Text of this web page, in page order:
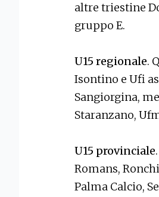
altre triestine
gruppo E.
U15 regionale.
Isontino e Ufi
Sangiorgina,
Staranzano,
U15 provinciale
Romans,
Palma Calcio,